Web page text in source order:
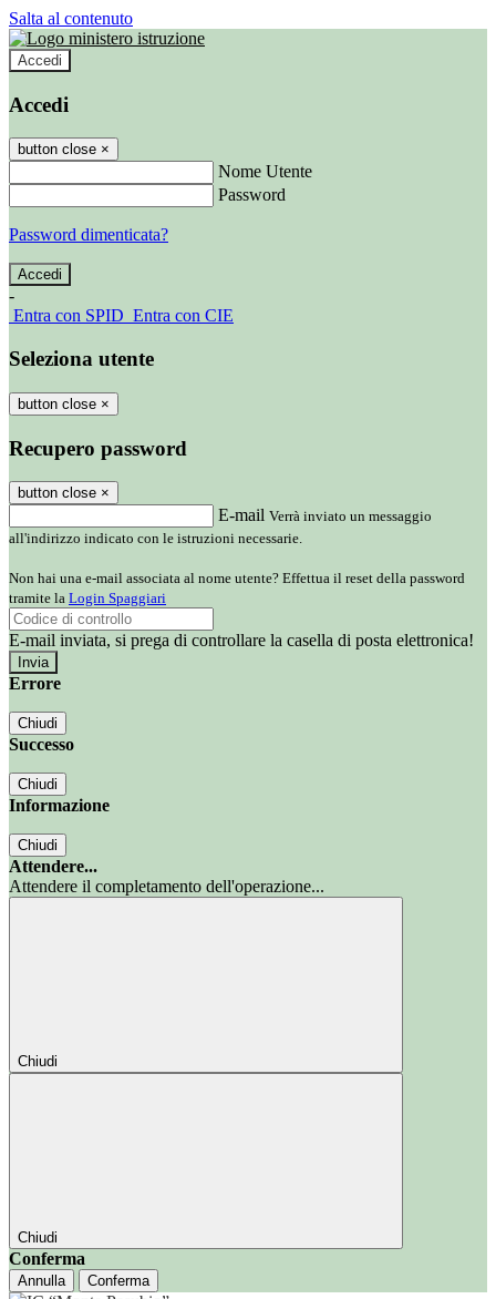
Salta al contenuto
Accedi
Accedi
button close ×
Nome Utente
Password
Password dimenticata?
-
Entra con SPID Entra con CIE
Seleziona utente
button close ×
Recupero password
button close ×
E-mail Verrà inviato un messaggio
all'indirizzo indicato con le istruzioni necessarie.
Non hai una e-mail associata al nome utente? Effettua il reset della password
tramite la Login Spaggiari
E-mail inviata, si prega di controllare la casella di posta elettronica!
Errore
Chiudi
Successo
Chiudi
Informazione
Chiudi
Attendere...
Attendere il completamento dell'operazione...
Chiudi
Chiudi
Conferma
Annulla Conferma